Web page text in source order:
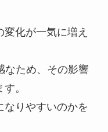
化が一気に増え
なため、その影響
。
なりやすいのかを